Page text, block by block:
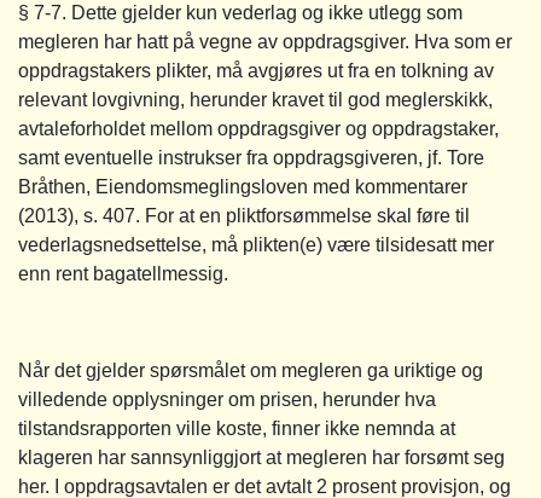
§ 7-7. Dette gjelder kun vederlag og ikke utlegg som
megleren har hatt på vegne av oppdragsgiver. Hva som er
oppdragstakers plikter, må avgjøres ut fra en tolkning av
relevant lovgivning, herunder kravet til god meglerskikk,
avtaleforholdet mellom oppdragsgiver og oppdragstaker,
samt eventuelle instrukser fra oppdragsgiveren, jf. Tore
Bråthen, Eiendomsmeglingsloven med kommentarer
(2013), s. 407. For at en pliktforsømmelse skal føre til
vederlagsnedsettelse, må plikten(e) være tilsidesatt mer
enn rent bagatellmessig.
Når det gjelder spørsmålet om megleren ga uriktige og
villedende opplysninger om prisen, herunder hva
tilstandsrapporten ville koste, finner ikke nemnda at
klageren har sannsynliggjort at megleren har forsømt seg
her. I oppdragsavtalen er det avtalt 2 prosent provisjon, og